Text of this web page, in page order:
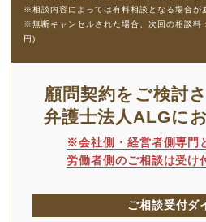
※相談内容によっては有料相談となる場合が
※無断キャンセルされた場合、次回の相談
円)
顧問契約をご検討
弁護士法人ALGに
※会社側・経営者側専門
労働者側のご相談は受け
ご相談受付ダ